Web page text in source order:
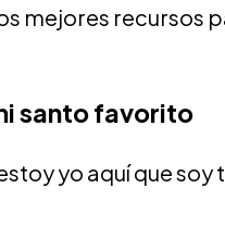
mejores recursos
santo favorito
yo aquí que soy